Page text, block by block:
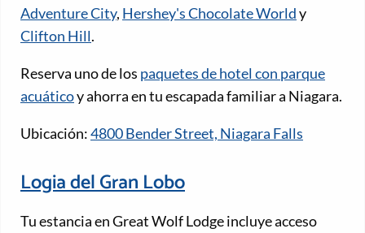
Adventure City, Hershey's Chocolate Worldy
Clifton Hill.
Reserva uno de los paquetes de hotel con parque
acuáticoy ahorra en tu escapada familiar a Niagara.
Ubicación:4800 Bender Street, Niagara Falls
Logia del Gran Lobo
Tu estancia en Great Wolf Lodge incluye acceso